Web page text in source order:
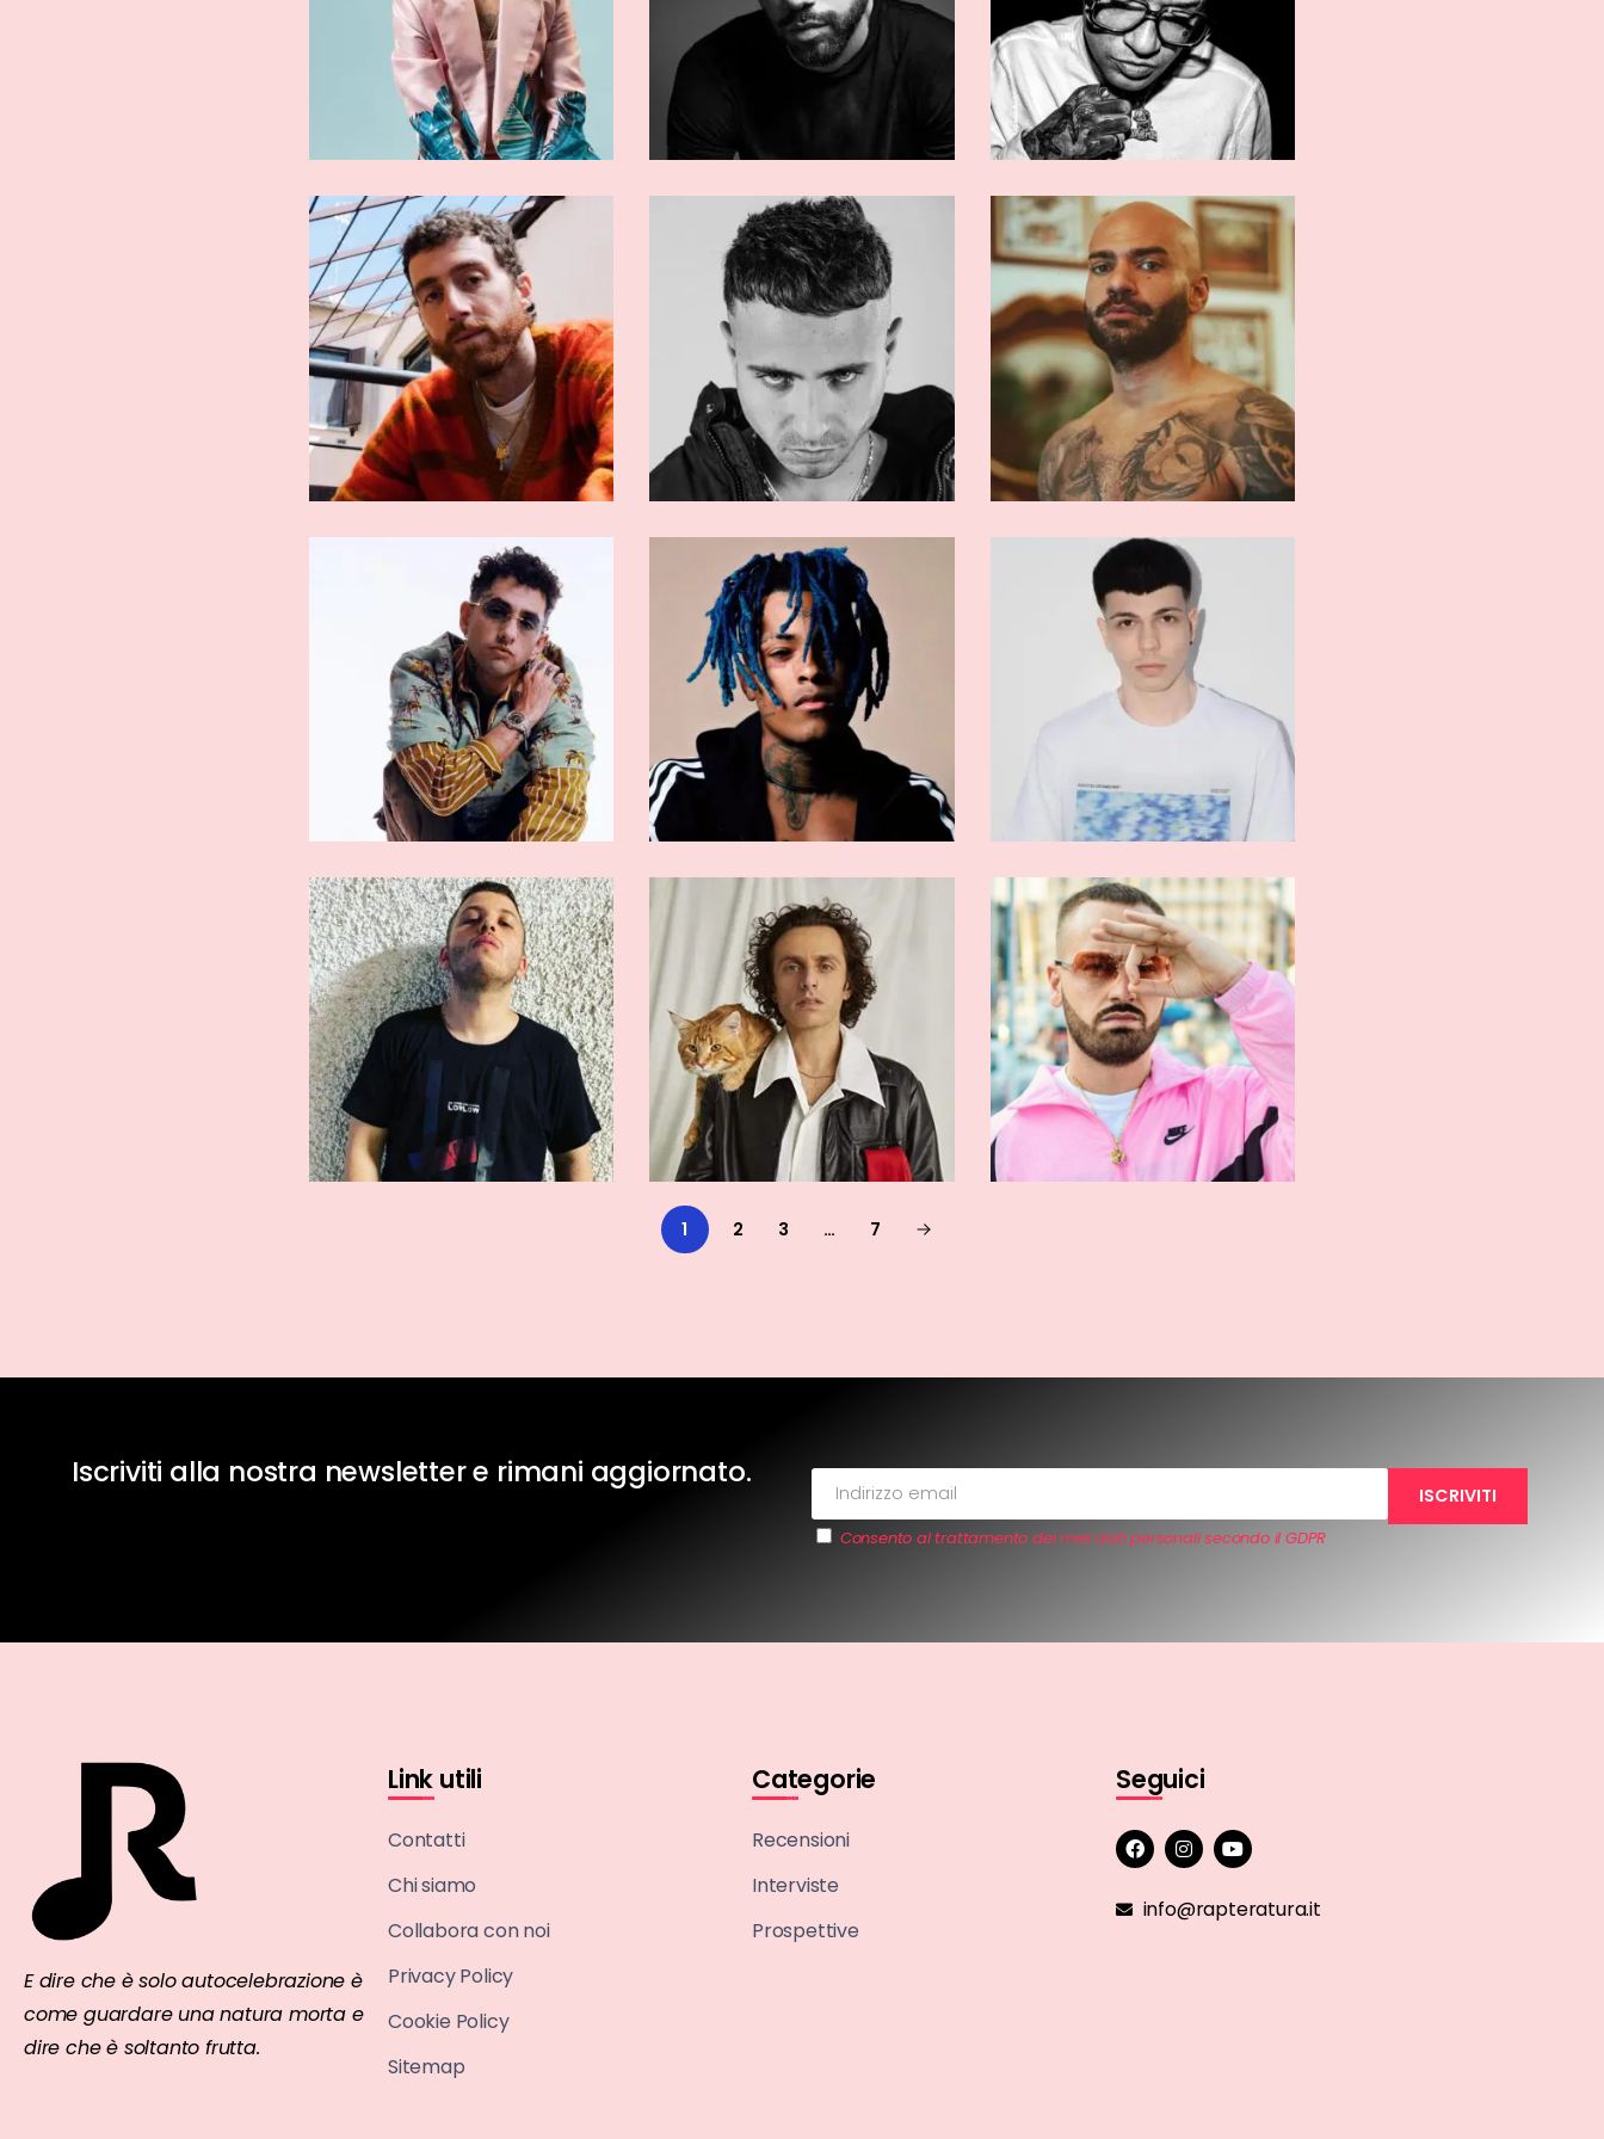
ARTISTI AFFERMATI
Mostro
ARTISTI AFFERMATI
En?gma
ARTISTI AFFERMATI
XXXTentacion
ARTISTI AFFERMATI
Quentin40
ARTISTI AFFERMATI
Ghemon
ARTISTI AFFERMATI
Vale Lambo
1 2 3 … 7
Iscriviti alla nostra newsletter e rimani aggiornato.
Consento al trattamento dei miei dati personali secondo il GDPR
E dire che è solo autocelebrazione è
come guardare una natura morta e
dire che è soltanto frutta.
Link utili
Contatti
Chi siamo
Collabora con noi
Privacy Policy
Cookie Policy
Sitemap
Categorie
Recensioni
Interviste
Prospettive
Seguici
info@rapteratura.it